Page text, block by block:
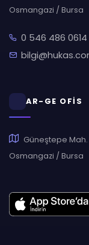
Osmangazi / Bursa
0 546 486 0614
AR-GE OFİS
Güneştepe Mah.
Osmangazi / Bursa